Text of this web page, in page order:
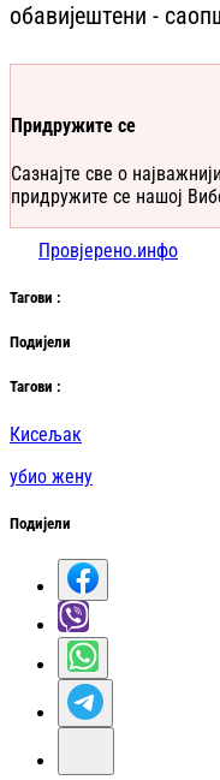
обавијештени -
Придружите се
Сазнајте све о
придружите се нашој
Провјерено.инфо
Тагови :
Подијели
Тагови :
Кисељак
убио жену
Подијели